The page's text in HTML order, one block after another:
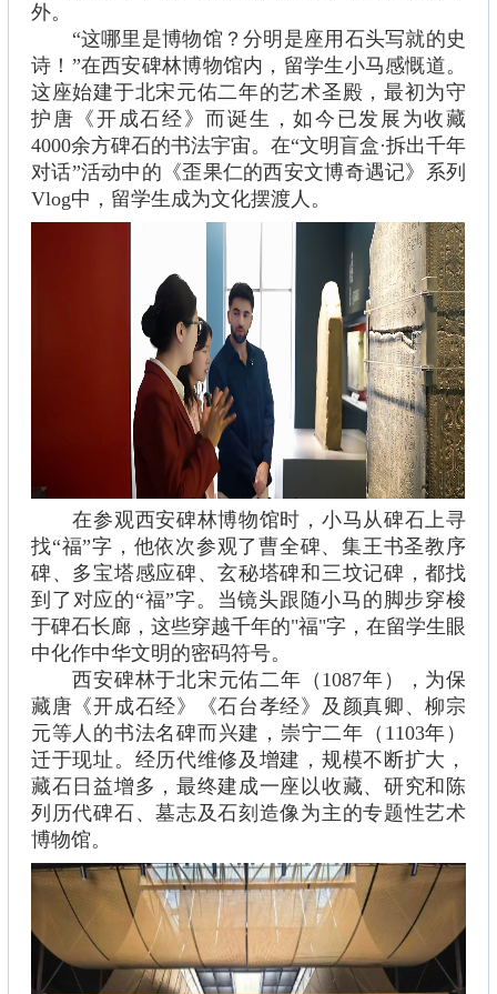
外。
“这哪里是博物馆？分明是座用石头写就的史
诗！”在西安碑林博物馆内，留学生小马感慨道。
这座始建于北宋元佑二年的艺术圣殿，最初为守
护唐《开成石经》而诞生，如今已发展为收藏
4000余方碑石的书法宇宙。在“文明盲盒·拆出千年
对话”活动中的《歪果仁的西安文博奇遇记》系列
Vlog中，留学生成为文化摆渡人。
在参观西安碑林博物馆时，小马从碑石上寻
找“福”字，他依次参观了曹全碑、集王书圣教序
碑、多宝塔感应碑、玄秘塔碑和三坟记碑，都找
到了对应的“福”字。当镜头跟随小马的脚步穿梭
于碑石长廊，这些穿越千年的"福"字，在留学生眼
中化作中华文明的密码符号。
西安碑林于北宋元佑二年（1087年），为保
藏唐《开成石经》《石台孝经》及颜真卿、柳宗
元等人的书法名碑而兴建，崇宁二年（1103年）
迁于现址。经历代维修及增建，规模不断扩大，
藏石日益增多，最终建成一座以收藏、研究和陈
列历代碑石、墓志及石刻造像为主的专题性艺术
博物馆。